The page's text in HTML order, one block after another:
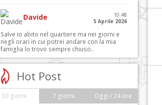
Davide
10:48
5 Aprile 2026
Salve io abito nel quartiere ma nei giorni e
negli orari in cui potrei andare con la mia
famiglia lo trovo sempre chiuso..
Hot Post
30 giorni 7 giorni Oggi / 24 ore